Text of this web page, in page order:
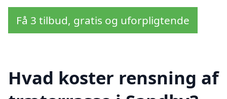
Få 3 tilbud, gratis og uforpligtende
Hvad koster rensning af